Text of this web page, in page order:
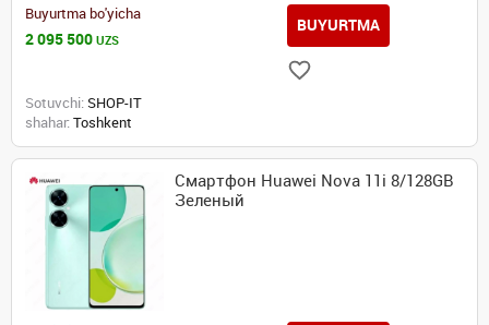
Buyurtma bo'yicha
2 095 500 UZS
BUYURTMA
Sotuvchi: SHOP-IT
shahar: Toshkent
Смартфон Huawei Nova 11i 8/128GB
Зеленый